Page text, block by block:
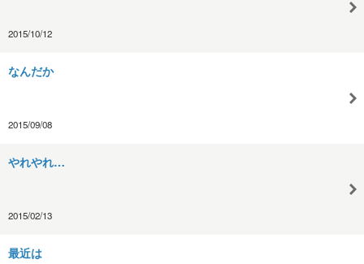
2015/10/12
なんだか
2015/09/08
やれやれ…
2015/02/13
最近は